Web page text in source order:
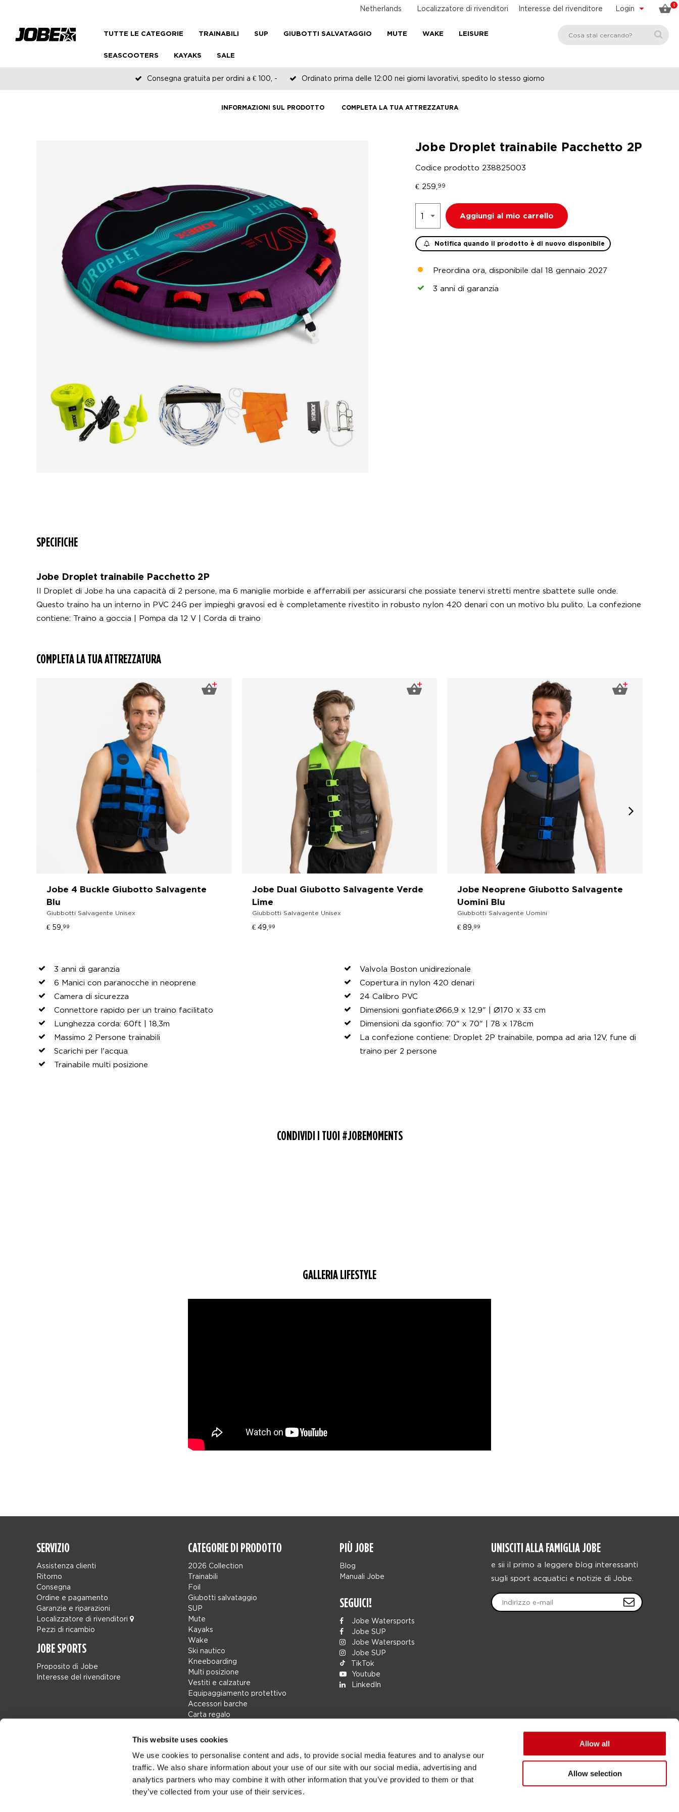
This website uses cookies
We use cookies to personalise content and ads, to provide social media features and to analyse our
traffic. We also share information about your use of our site with our social media, advertising and
analytics partners who may combine it with other information that you’ve provided to them or that
they’ve collected from your use of their services.
Allow all
Allow selection
0
Login
Interesse del rivenditore
Localizzatore di rivenditori
Netherlands
TUTTE LE CATEGORIE TRAINABILI SUP GIUBOTTI SALVATAGGIO MUTE WAKE LEISURE
SEASCOOTERS KAYAKS SALE
Consegna gratuita per ordini a € 100, - Ordinato prima delle 12:00 nei giorni lavorativi, spedito lo stesso giorno
INFORMAZIONI SUL PRODOTTO COMPLETA LA TUA ATTREZZATURA
Jobe Droplet trainabile Pacchetto 2P
Codice prodotto 238825003
€ 259, 99
Aggiungi al mio carrello
Notifica quando il prodotto è di nuovo disponibile
Preordina ora, disponibile dal 18 gennaio 2027
3 anni di garanzia
SPECIFICHE
Jobe Droplet trainabile Pacchetto 2P
Il Droplet di Jobe ha una capacità di 2 persone, ma 6 maniglie morbide e afferrabili per assicurarsi che possiate tenervi stretti mentre sbattete sulle onde.
Questo traino ha un interno in PVC 24G per impieghi gravosi ed è completamente rivestito in robusto nylon 420 denari con un motivo blu pulito. La confezione
contiene: Traino a goccia | Pompa da 12 V | Corda di traino
COMPLETA LA TUA ATTREZZATURA
Jobe 4 Buckle Giubotto Salvagente
Blu
Giubbotti Salvagente Unisex
€ 59, 99
Jobe Dual Giubotto Salvagente Verde
Lime
Giubbotti Salvagente Unisex
€ 49, 99
Jobe Neoprene Giubotto Salvagente
Uomini Blu
Giubbotti Salvagente Uomini
€ 89, 99
3 anni di garanzia
6 Manici con paranocche in neoprene
Camera di sicurezza
Connettore rapido per un traino facilitato
Lunghezza corda: 60ft | 18,3m
Massimo 2 Persone trainabili
Scarichi per l'acqua
Trainabile multi posizione
Valvola Boston unidirezionale
Copertura in nylon 420 denari
24 Calibro PVC
Dimensioni gonfiate:Ø66,9 x 12,9" | Ø170 x 33 cm
Dimensioni da sgonfio: 70" x 70" | 78 x 178cm
La confezione contiene: Droplet 2P trainabile, pompa ad aria 12V, fune di
traino per 2 persone
CONDIVIDI I TUOI #JOBEMOMENTS
GALLERIA LIFESTYLE
SERVIZIO
Assistenza clienti
Ritorno
Consegna
Ordine e pagamento
Garanzie e riparazioni
Localizzatore di rivenditori
Pezzi di ricambio
JOBE SPORTS
Proposito di Jobe
Interesse del rivenditore
CATEGORIE DI PRODOTTO
2026 Collection
Trainabili
Foil
Giubotti salvataggio
SUP
Mute
Kayaks
Wake
Ski nautico
Kneeboarding
Multi posizione
Vestiti e calzature
Equipaggiamento protettivo
Accessori barche
Carta regalo
Collaborations
SALE
Mix & Match
Pezzi di ricambio
PIÙ JOBE
Blog
Manuali Jobe
SEGUICI!
Jobe Watersports
Jobe SUP
Jobe Watersports
Jobe SUP
TikTok
Youtube
LinkedIn
UNISCITI ALLA FAMIGLIA JOBE
e sii il primo a leggere blog interessanti
sugli sport acquatici e notizie di Jobe.